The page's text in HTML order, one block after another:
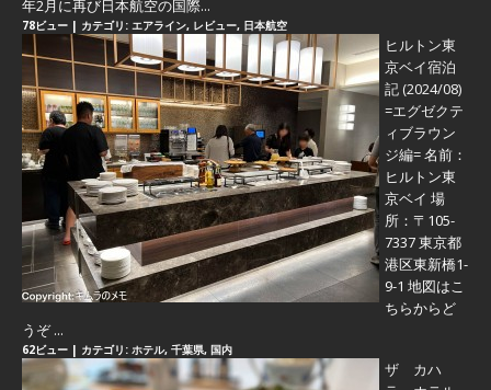
年2月に再び日本航空の国際...
78ビュー | カテゴリ: エアライン, レビュー, 日本航空
ヒルトン東
京ベイ宿泊
記 (2024/08)
=エグゼクテ
ィブラウン
ジ編=名前：
ヒルトン東
京ベイ 場
所：〒105-
7337 東京都
港区東新橋1-
9-1 地図はこ
ちらからど
うぞ ...
62ビュー | カテゴリ: ホテル, 千葉県, 国内
ザ カハ